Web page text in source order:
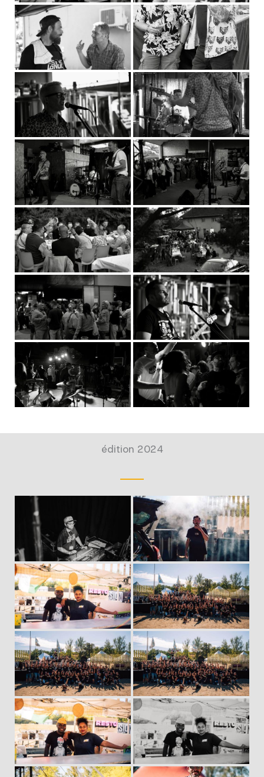
édition 2024